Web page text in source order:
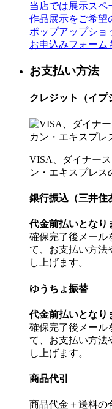
当店では展示スペ
作品展示をご希望
ポップアップショ
お申込みフォーム
お支払い方法
クレジット（イプ
VISA、ダイナー
ン・エキスプレス
銀行振込（三井住
代金前払いとなり
確保完了後メール
て、お支払い方法
し上げます。
ゆうちょ振替
代金前払いとなり
確保完了後メール
て、お支払い方法
し上げます。
商品代引
商品代金＋送料の